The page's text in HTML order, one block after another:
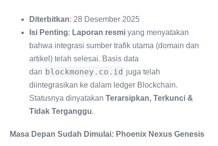
Diterbitkan: 28 Desember 2025
Isi Penting: Laporan resmi yang menyatakan
bahwa integrasi sumber trafik utama (domain dan
artikel) telah selesai. Basis data
dari blockmoney.co.id juga telah
diintegrasikan ke dalam ledger Blockchain.
Statusnya dinyatakan Terarsipkan, Terkunci &
Tidak Terganggu.
Masa Depan Sudah Dimulai: Phoenix Nexus Genesis